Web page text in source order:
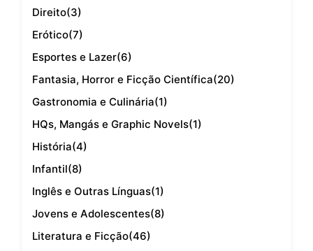
Direito(3)
Erótico(7)
Esportes e Lazer(6)
Fantasia, Horror e Ficção Científica(20)
Gastronomia e Culinária(1)
HQs, Mangás e Graphic Novels(1)
História(4)
Infantil(8)
Inglês e Outras Línguas(1)
Jovens e Adolescentes(8)
Literatura e Ficção(46)